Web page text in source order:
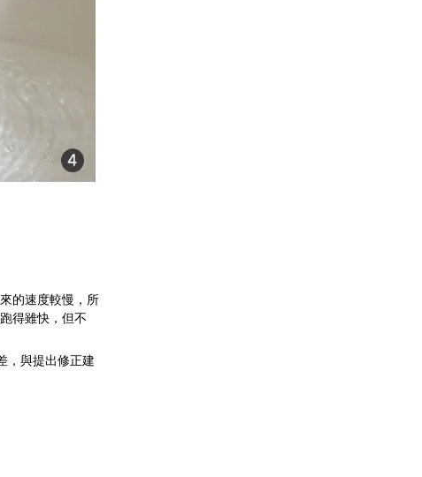
的速度較慢，所
得雖快，但不
，與提出修正建